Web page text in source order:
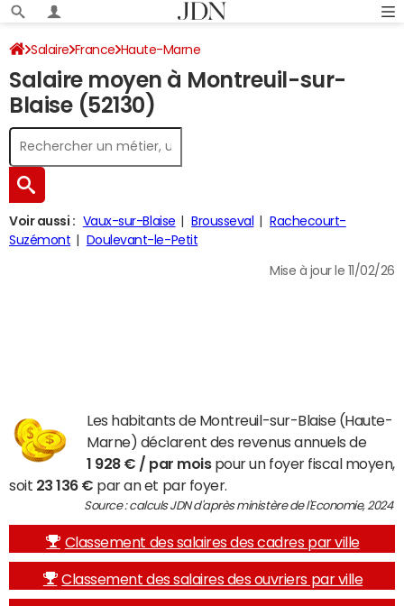
Salaire France Haute-Marne
Salaire moyen à Montreuil-sur-
Blaise (52130)
Voir aussi : Vaux-sur-Blaise Brousseval
Rachecourt-
Suzémont
Doulevant-le-Petit
Mise à jour le 11/02/26
Les habitants de Montreuil-sur-Blaise (Haute-
Marne) déclarent des revenus annuels de
1 928 € / par moispour un foyer fiscal moyen,
soit 23 136 € par an et par foyer.
Source : calculs JDN d'après ministère de l'Economie, 2024
Classement des salaires des cadres par ville
Classement des salaires des ouvriers par ville